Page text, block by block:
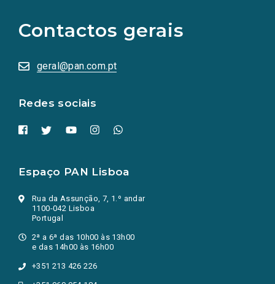
Contactos gerais
geral@pan.com.pt
Redes sociais
redes
sociais
numa
nova
Espaço PAN Lisboa
Rua da Assunção, 7, 1.º andar
1100-042 Lisboa
Portugal
2ª a 6ª das 10h00 às 13h00
e das 14h00 às 16h00
+351 213 426 226